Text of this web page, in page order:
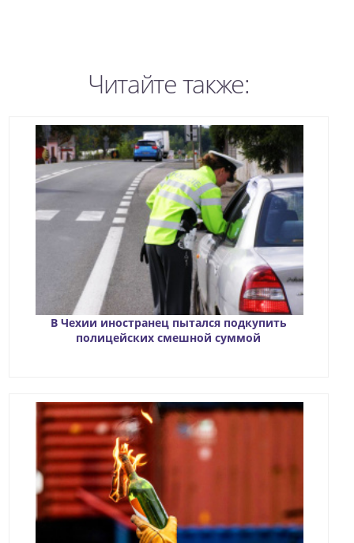
Читайте также:
В Чехии иностранец пытался подкупить
полицейских смешной суммой